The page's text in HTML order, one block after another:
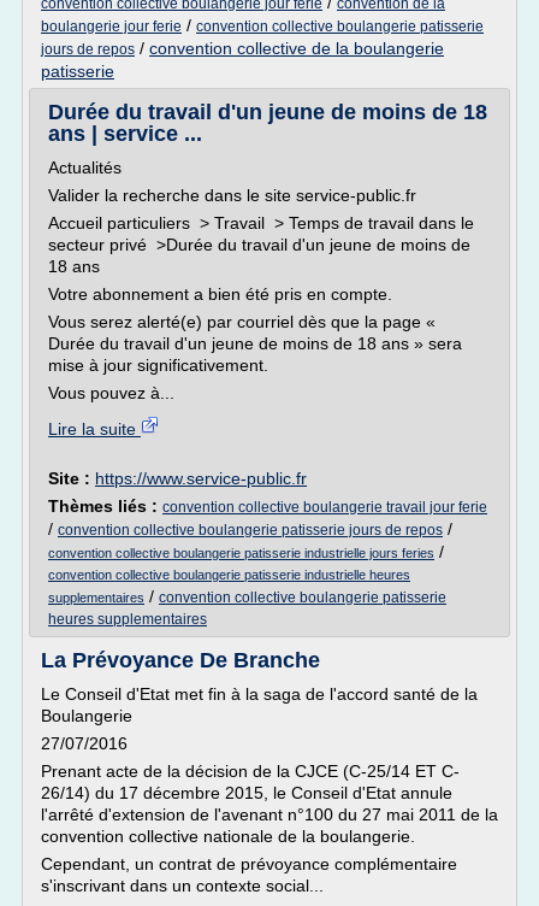
convention collective boulangerie jour ferie
convention de la
boulangerie jour ferie / convention collective boulangerie patisserie
jours de repos / convention collective de la boulangerie
patisserie
Durée du travail d'un jeune de moins de 18
ans | service ...
Actualités
Valider la recherche dans le site service-public.fr
Accueil particuliers > Travail > Temps de travail dans le
secteur privé >Durée du travail d'un jeune de moins de
18 ans
Votre abonnement a bien été pris en compte.
Vous serez alerté(e) par courriel dès que la page «
Durée du travail d'un jeune de moins de 18 ans » sera
mise à jour significativement.
Vous pouvez à...
Lire la suite
Site : https://www.service-public.fr
Thèmes liés : convention collective boulangerie travail jour ferie
/ convention collective boulangerie patisserie jours de repos /
convention collective boulangerie patisserie industrielle jours feries /
convention collective boulangerie patisserie industrielle heures
supplementaires / convention collective boulangerie patisserie
heures supplementaires
La Prévoyance De Branche
Le Conseil d'Etat met fin à la saga de l'accord santé de la
Boulangerie
27/07/2016
Prenant acte de la décision de la CJCE (C-25/14 ET C-
26/14) du 17 décembre 2015, le Conseil d'Etat annule
l'arrêté d'extension de l'avenant n°100 du 27 mai 2011 de la
convention collective nationale de la boulangerie.
Cependant, un contrat de prévoyance complémentaire
s'inscrivant dans un contexte social...